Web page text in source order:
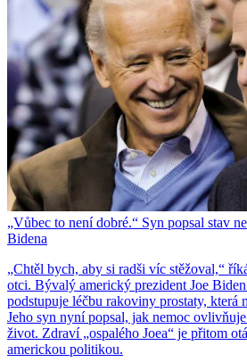
„Vůbec to není dobré.“ Syn popsal stav
Bidena
„Chtěl bych, aby si radši víc stěžoval,“
otci. Bývalý americký prezident Joe
podstupuje léčbu rakoviny prostaty, která
Jeho syn nyní popsal, jak nemoc
život. Zdraví „ospalého Joea“ je přitom
americkou politikou.